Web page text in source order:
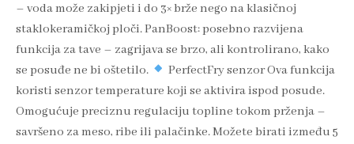
– voda može zakipjeti i do 3× brže nego na klasičnoj
staklokeramičkoj ploči. PanBoost: posebno razvijena
funkcija za tave – zagrijava se brzo, ali kontrolirano, kako
se posuđe ne bi oštetilo.
PerfectFry senzor Ova funkcija
koristi senzor temperature koji se aktivira ispod posude.
Omogućuje preciznu regulaciju topline tokom prženja –
savršeno za meso, ribe ili palačinke. Možete birati između 5